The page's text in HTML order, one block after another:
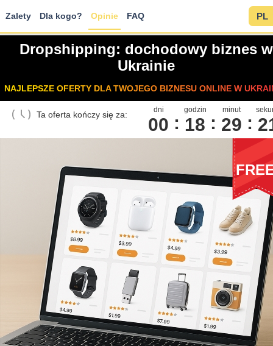
Zalety Dla kogo? Opinie FAQ PL
Dropshipping: dochodowy biznes w
Ukrainie
NAJLEPSZE OFERTY DLA TWOJEGO BIZNESU ONLINE W
Ta oferta kończy się za: dni
00
godzin
18
minut
29 2